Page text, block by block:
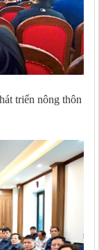
triển nông thôn